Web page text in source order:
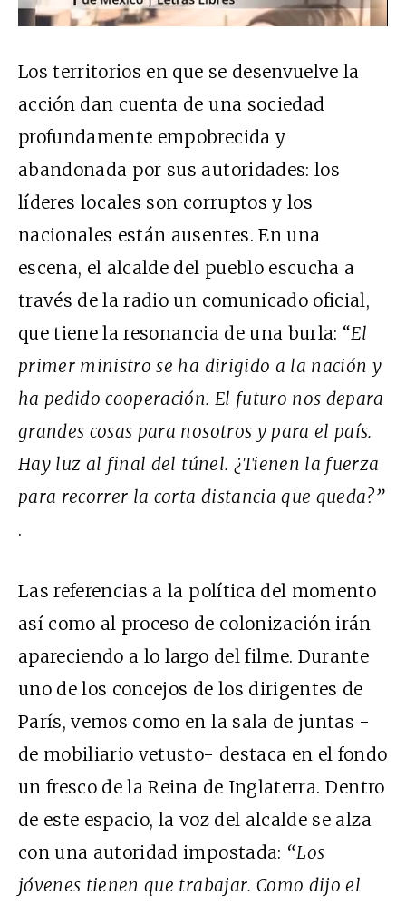
Los territorios en que se desenvuelve la
acción dan cuenta de una sociedad
profundamente empobrecida y
abandonada por sus autoridades: los
líderes locales son corruptos y los
nacionales están ausentes. En una
escena, el alcalde del pueblo escucha a
través de la radio un comunicado oficial,
que tiene la resonancia de una burla: “El
primer ministro se ha dirigido a la nación y
ha pedido cooperación. El futuro nos depara
grandes cosas para nosotros y para el país.
Hay luz al final del túnel. ¿Tienen la fuerza
para recorrer la corta distancia que queda?”
.
Las referencias a la política del momento
así como al proceso de colonización irán
apareciendo a lo largo del filme. Durante
uno de los concejos de los dirigentes de
París, vemos como en la sala de juntas -
de mobiliario vetusto- destaca en el fondo
un fresco de la Reina de Inglaterra. Dentro
de este espacio, la voz del alcalde se alza
con una autoridad impostada: “Los
jóvenes tienen que trabajar. Como dijo el